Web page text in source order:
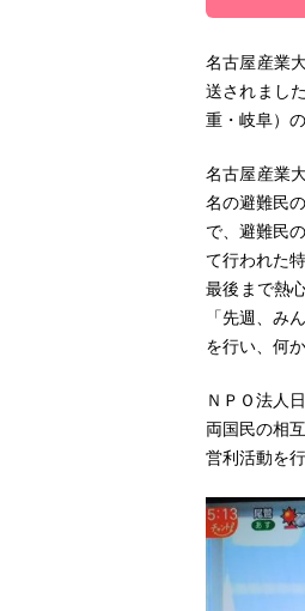
名古屋産業
送されまし
重・岐阜）
名古屋産業
名の避難民
で、避難民
て行われた
最後まで熱
「先週、み
を行い、何
ＮＰＯ法人
両国民の相
営利活動を